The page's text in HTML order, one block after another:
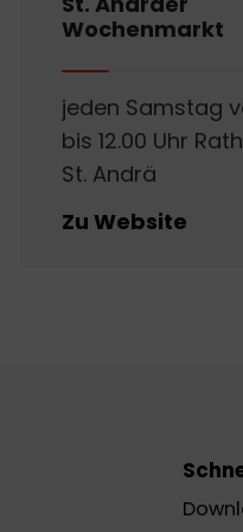
Wochenmarkt
jeden Samstag
bis 12.00 Uhr
St. Andrä
Zu Website